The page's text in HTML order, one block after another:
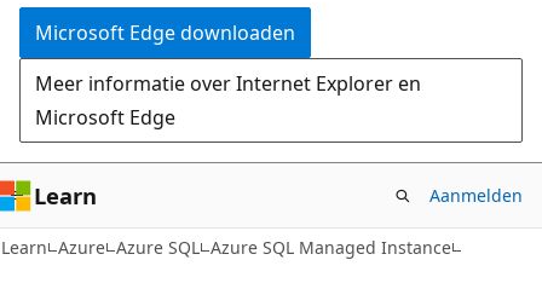
Microsoft Edge downloaden
Meer informatie over Internet Explorer en
Microsoft Edge
Learn Aanmelden
Learn Azure Azure SQL Azure SQL Managed Instance